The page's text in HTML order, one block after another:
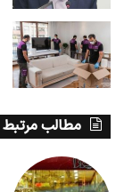
مطالب مرتبط